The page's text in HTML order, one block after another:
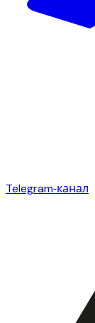
Telegram‑канал